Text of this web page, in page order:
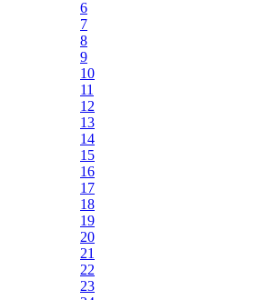
6
7
8
9
10
11
12
13
14
15
16
17
18
19
20
21
22
23